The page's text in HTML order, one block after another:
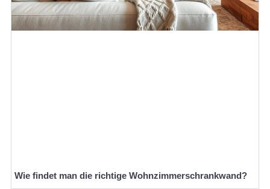
Wie findet man die richtige Wohnzimmerschrankwand?